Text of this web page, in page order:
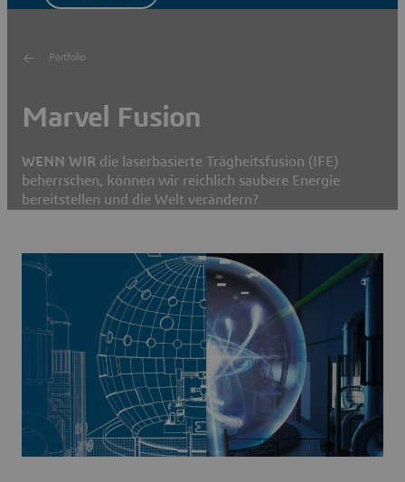
Portfolio
Marvel Fusion
WENN WIR die laserbasierte Trägheitsfusion (IFE)
beherrschen, können wir reichlich saubere Energie
bereitstellen und die Welt verändern?